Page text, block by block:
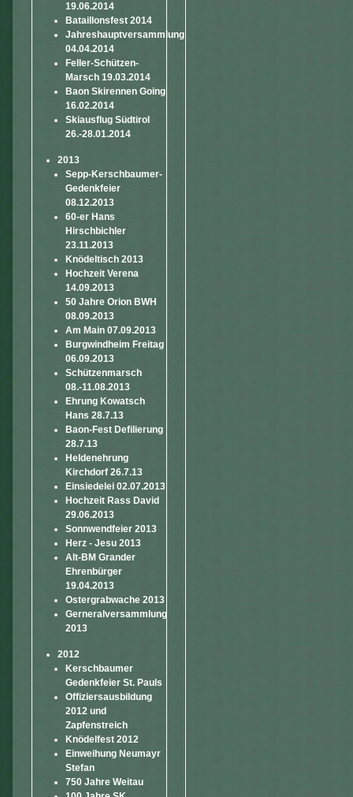
19.06.2014
Bataillonsfest 2014
Jahreshauptversammlung
04.04.2014
Feller-Schützen-
Marsch 19.03.2014
Baon Skirennen Going
16.02.2014
Skiausflug Südtirol
26.-28.01.2014
2013
Sepp-Kerschbaumer-
Gedenkfeier
08.12.2013
60-er Hans
Hirschbichler
23.11.2013
Knödeltisch 2013
Hochzeit Verena
14.09.2013
50 Jahre Orion BWH
08.09.2013
Am Main 07.09.2013
Burgwindheim Freitag
06.09.2013
Schützenmarsch
08.-11.08.2013
Ehrung Kowatsch
Hans 28.7.13
Baon-Fest Defilierung
28.7.13
Heldenehrung
Kirchdorf 26.7.13
Einsiedelei 02.07.2013
Hochzeit Rass David
29.06.2013
Sonnwendfeier 2013
Herz - Jesu 2013
Alt-BM Grander
Ehrenbürger
19.04.2013
Ostergrabwache 2013
Gerneralversammlung
2013
2012
Kerschbaumer
Gedenkfeier St. Pauls
Offiziersausbildung
2012 und
Zapfenstreich
Knödelfest 2012
Einweihung Neumayr
Stefan
750 Jahre Weitau